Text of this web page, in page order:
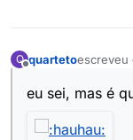
Q quartetoescreveu
última
eu sei, mas é